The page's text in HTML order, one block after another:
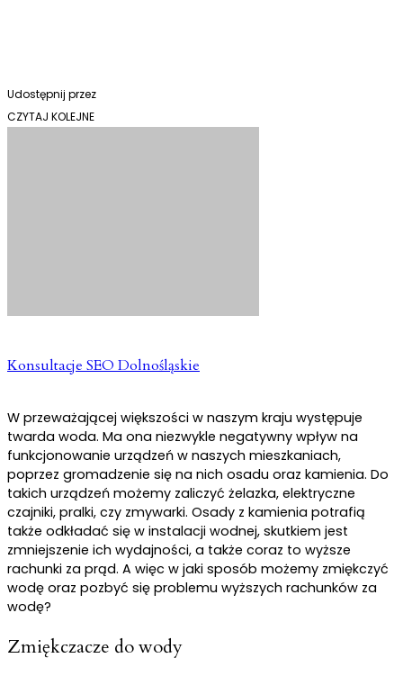
Udostępnij przez
CZYTAJ KOLEJNE
Konsultacje SEO Dolnośląskie
W przeważającej większości w naszym kraju występuje
twarda woda. Ma ona niezwykle negatywny wpływ na
funkcjonowanie urządzeń w naszych mieszkaniach,
poprzez gromadzenie się na nich osadu oraz kamienia. Do
takich urządzeń możemy zaliczyć żelazka, elektryczne
czajniki, pralki, czy zmywarki. Osady z kamienia potrafią
także odkładać się w instalacji wodnej, skutkiem jest
zmniejszenie ich wydajności, a także coraz to wyższe
rachunki za prąd. A więc w jaki sposób możemy zmiękczyć
wodę oraz pozbyć się problemu wyższych rachunków za
wodę?
Zmiękczacze do wody